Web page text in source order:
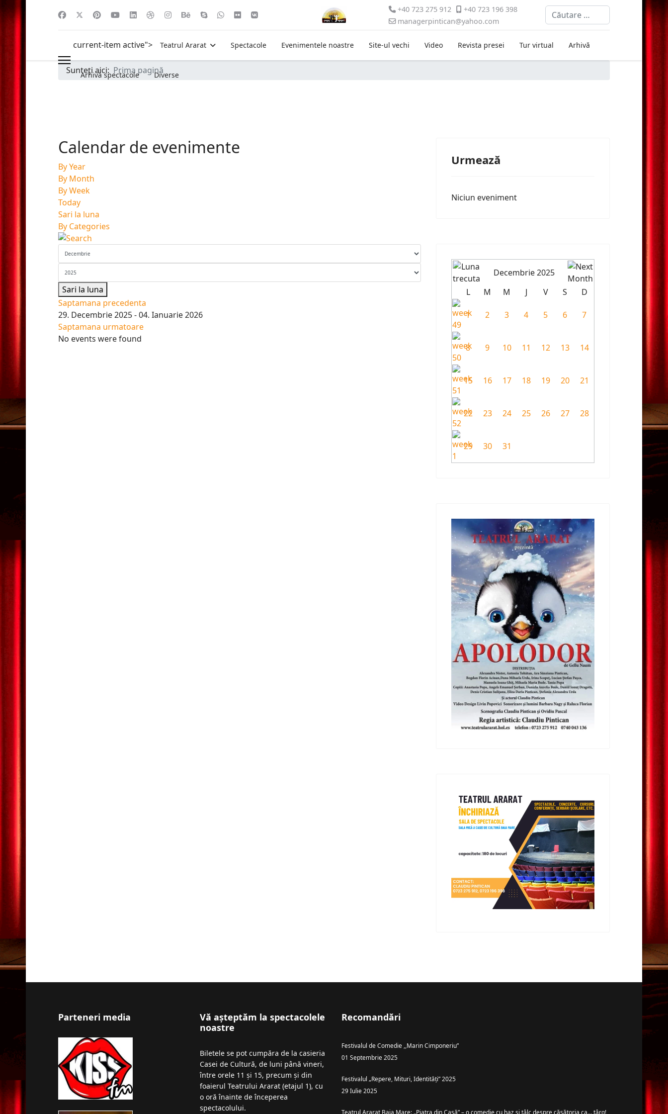
+40 723 275 912
+40 723 196 398
managerpintican@yahoo.com
Cautare
current-item active"> Teatrul Ararat Spectacole Evenimentele noastre Site-ul vechi Video Revista presei Tur virtual Arhivă
Arhivă spectacole Diverse
Sunteți aici: Prima pagină
Calendar de evenimente
By Year
By Month
By Week
Today
Sari la luna
By Categories
Sari la luna
Saptamana precedenta
29. Decembrie 2025 - 04. Ianuarie 2026
Saptamana urmatoare
No events were found
Urmează
Niciun eveniment
Decembrie 2025
L
M M J V S D
1 2 3 4 5 6 7
8 9 10 11 12 13 14
15 16 17 18 19 20 21
22 23 24 25 26 27 28
29 30 31
Parteneri media
Vă așteptăm la spectacolele
noastre
Biletele se pot cumpăra de la casieria
Casei de Cultură, de luni până vineri,
între orele 11 și 15, precum și din
foaierul Teatrului Ararat (etajul 1), cu
o oră înainte de începerea
spectacolului.
Recomandări
Festivalul de Comedie ,,Marin Cimponeriu”
01 Septembrie 2025
Festivalul „Repere, Mituri, Identități” 2025
29 Iulie 2025
Teatrul Ararat Baia Mare: „Piatra din Casă” – o comedie cu haz și tâlc despre căsătoria ca… târg!